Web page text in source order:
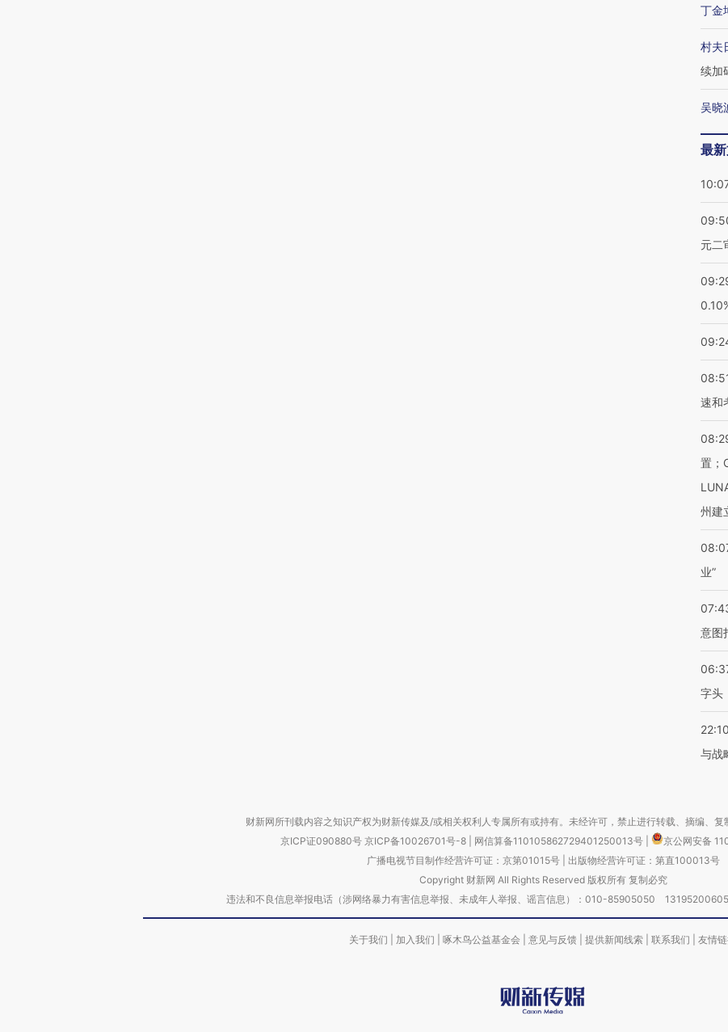
丁金
村夫
续加
吴晓
最
元二
速和
置；
州建
业”
意图
字头
22:10
与战
财新网所刊载内容之知识产权为财新传媒及/或相关权利人专属所有或持有。未经许可，禁止进行转载、摘编、复
京ICP证090880号 京ICP备10026701号-8 网信算备110105862729401250013号
京公网安备
广播电视节目制作经营许可证：京第01015号| 出版物经营许可证：第直100013号
Copyright 财新网 All Rights Reserved 版权所有 复制必究
违法和不良信息举报电话（涉网络暴力有害信息举报、未成年人举报、谣言信息）：010-85905050
关于我们 加入我们 啄木鸟公益基金会 意见与反馈 提供新闻线索 联系我们 友情